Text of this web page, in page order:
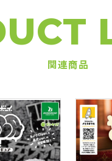
関連商品